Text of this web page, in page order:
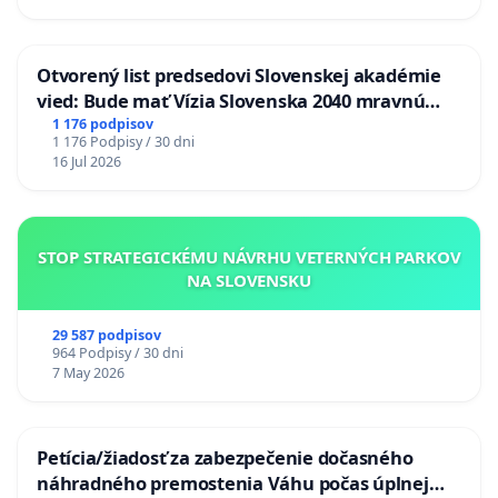
Združenie rodičov, starých rodičov a priateľov LGBTI+
ľudí
Iniciatíva Inakosť
Študentský spolok LIGHT* pri Filozofickej fakulte
Univerzity Komenského
PRIDE Banská Bystrica
Iniciatíva Inakosť
Otvorený list predsedovi Slovenskej akadémie
vied: Bude mať Vízia Slovenska 2040 mravnú
chrbticu?
1 176 podpisov
1 176 Podpisy / 30 dni
16 Jul 2026
STOP STRATEGICKÉMU NÁVRHU VETERNÝCH PARKOV
NA SLOVENSKU
29 587 podpisov
964 Podpisy / 30 dni
7 May 2026
Petícia/žiadosť za zabezpečenie dočasného
náhradného premostenia Váhu počas úplnej